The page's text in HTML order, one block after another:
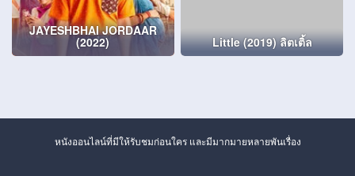
JAYESHBHAI JORDAAR
(2022) Little (2019) ลิตเติ้ล
หนังออนไลน์ที่มีให้รับชมก่อนใคร และมีมากมายหลายพันเรื่อง